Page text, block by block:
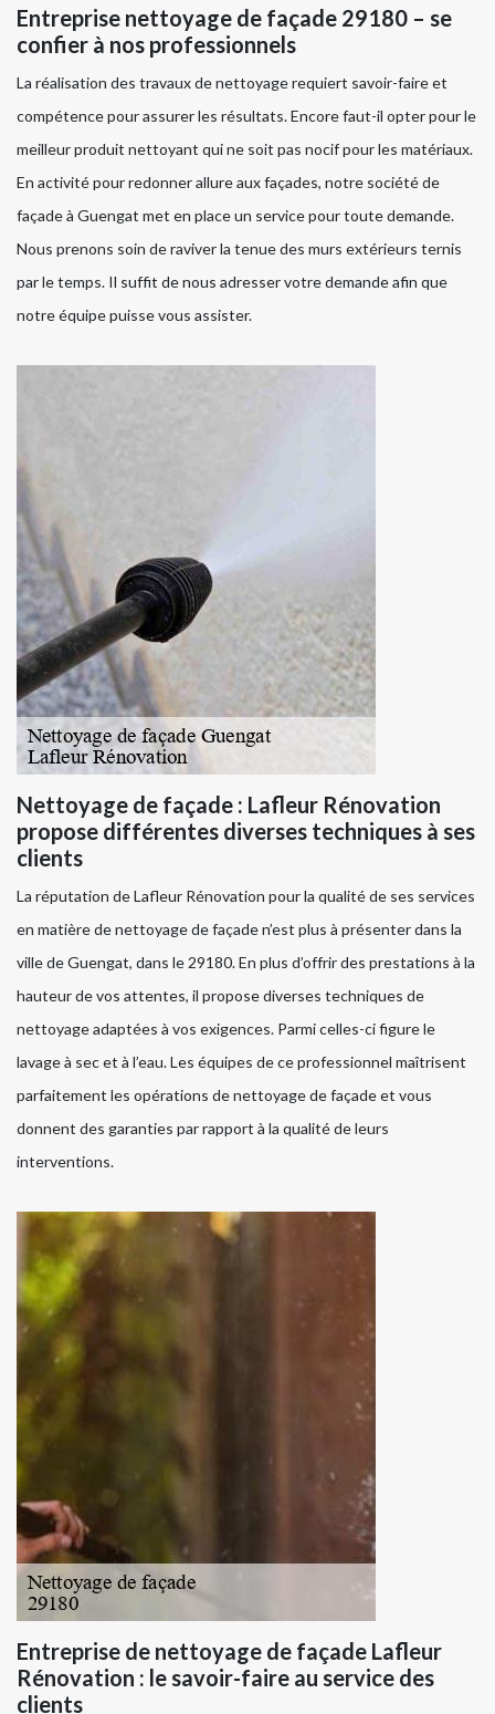
Entreprise nettoyage de façade 29180 – se
confier à nos professionnels
La réalisation des travaux de nettoyage requiert savoir-faire et
compétence pour assurer les résultats. Encore faut-il opter pour le
meilleur produit nettoyant qui ne soit pas nocif pour les matériaux.
En activité pour redonner allure aux façades, notre société de
façade à Guengat met en place un service pour toute demande.
Nous prenons soin de raviver la tenue des murs extérieurs ternis
par le temps. Il suffit de nous adresser votre demande afin que
notre équipe puisse vous assister.
Nettoyage de façade : Lafleur Rénovation
propose différentes diverses techniques à ses
clients
La réputation de Lafleur Rénovation pour la qualité de ses services
en matière de nettoyage de façade n’est plus à présenter dans la
ville de Guengat, dans le 29180. En plus d’offrir des prestations à la
hauteur de vos attentes, il propose diverses techniques de
nettoyage adaptées à vos exigences. Parmi celles-ci figure le
lavage à sec et à l’eau. Les équipes de ce professionnel maîtrisent
parfaitement les opérations de nettoyage de façade et vous
donnent des garanties par rapport à la qualité de leurs
interventions.
Entreprise de nettoyage de façade Lafleur
Rénovation : le savoir-faire au service des
clients